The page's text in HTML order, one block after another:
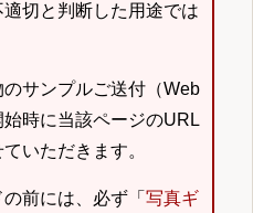
切と判断した用途では
サンプルご送付（Web
時に当該ページのURL
いただきます。
前には、必ず「 写真ギ